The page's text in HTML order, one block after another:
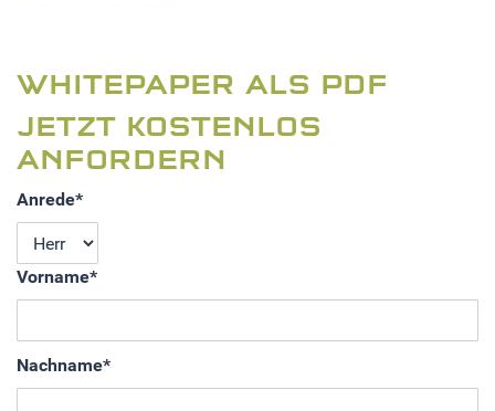
WHITEPAPER ALS PDF
JETZT KOSTENLOS
ANFORDERN
Anrede*
Vorname*
Nachname*